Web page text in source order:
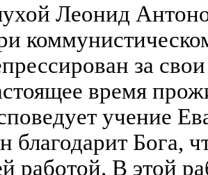
Леонид
за
время
учение
благодарит Бога,
работой. В этой